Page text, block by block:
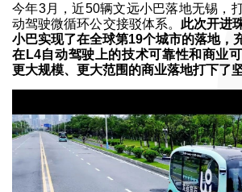
今年3月，近50辆文远小巴落地无锡，
动驾驶微循环公交接驳体系。 此次开进
小巴实现了在全球第19个城市的落地，
在L4自动驾驶上的技术可靠性和商业
更大规模、更大范围的商业落地打下了